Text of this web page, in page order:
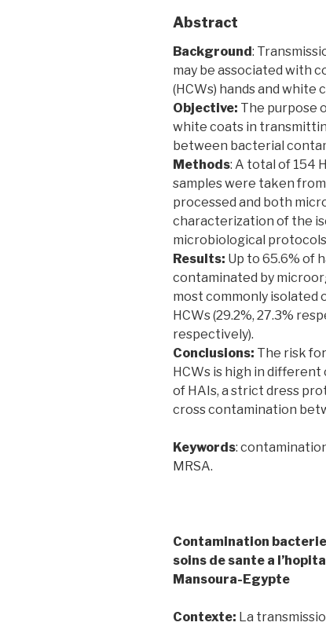
Abstract
Background :
may be associated with
(HCWs) hands and white
Objective: The purpose
white coats in
between bacterial
Methods: A total of 154
samples were taken
processed and both
characterization of the
microbiological
Results: Up to 65.6% of
contaminated by
most commonly isolated
HCWs (29.2%, 27.3%
respectively).
Conclusions: The risk
HCWs is high in
of HAIs, a strict dress
cross contamination
Keywords:
MRSA.
Contamination
soins de sante a
Mansoura-Egypte
Contexte: La